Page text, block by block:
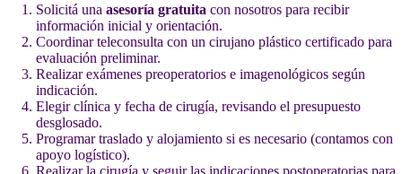
Solicitá una asesoría gratuita con nosotros para recibir
información inicial y orientación.
Coordinar teleconsulta con un cirujano plástico certificado para
evaluación preliminar.
Realizar exámenes preoperatorios e imagenológicos según
indicación.
Elegir clínica y fecha de cirugía, revisando el presupuesto
desglosado.
Programar traslado y alojamiento si es necesario (contamos con
apoyo logístico).
Realizar la cirugía y seguir las indicaciones postoperatorias para